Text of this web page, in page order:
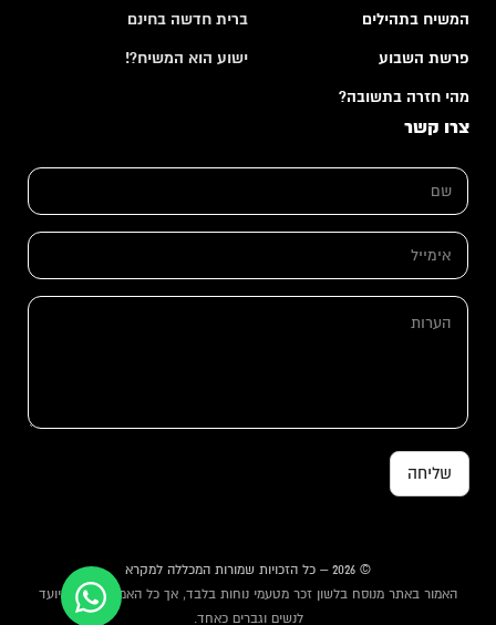
המשיח בתהילים
פרשת השבוע
מהי חזרה בתשובה?
ברית חדשה בחינם
ישוע הוא המשיח?!
צרו קשר
י
י
י
ש
ש
ש
*
א
מ
י
ה
שליחה
© 2026 – כל הזכויות שמורות המכללה למקרא
האמור באתר מנוסח בלשון זכר מטעמי נוחות בלבד, אך כל האמור באתר מיועד
לנשים וגברים כאחד.